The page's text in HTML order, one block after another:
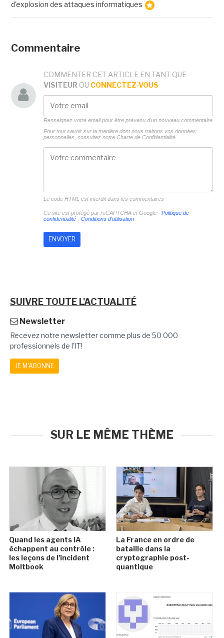
d'explosion des attaques informatiques
Commentaire
COMMENTER CET ARTICLE EN TANT QUE
VISITEUR OU CONNECTEZ-VOUS
Renseignez votre email pour être prévenu d'un nouveau commentaire
Pour tout savoir sur la manière dont nous traitons vos données
personnelles, consultez notre Charte de Confidentialité.
Le code HTML est interdit dans les commentaires
Ce site est protégé par reCAPTCHA et Google - Politique de
confidentialité- Conditions d'utilisation
SUIVRE TOUTE L'ACTUALITÉ
Newsletter
Recevez notre newsletter comme plus de 50 000
professionnels de l'IT!
JE M'ABONNE
SUR LE MÊME THÈME
Quand les agents IA
échappent au contrôle :
les leçons de l'incident
Moltbook
La France en ordre de
bataille dans la
cryptographie post-
quantique